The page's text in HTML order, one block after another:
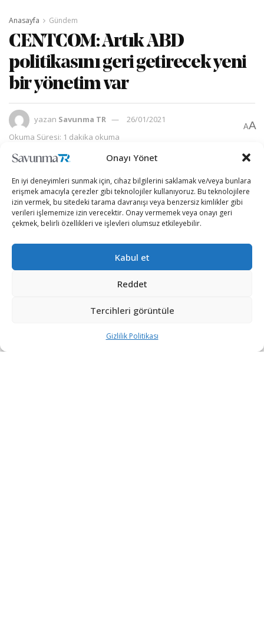
Onayı Yönet
En iyi deneyimleri sunmak için, cihaz bilgilerini saklamak ve/veya bunlara
erişmek amacıyla çerezler gibi teknolojiler kullanıyoruz. Bu teknolojilere
izin vermek, bu sitedeki tarama davranışı veya benzersiz kimlikler gibi
verileri işlememize izin verecektir. Onay vermemek veya onayı geri
çekmek, belirli özellikleri ve işlevleri olumsuz etkileyebilir.
Kabul et
Reddet
Tercihleri görüntüle
Gizlilik Politikası
Anasayfa Gündem
CENTCOM: Artık ABD
politikasını geri getirecek yeni
bir yönetim var
yazan Savunma TR
26/01/2021
Okuma Süresi: 1 dakika okuma
AA
ABD Başkanı Joe Biden’ın görevi devralması sonrasında